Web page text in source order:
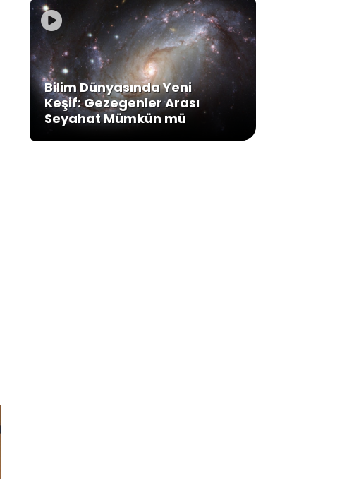
Bilim Dünyasında Yeni
Keşif: Gezegenler Arası
Seyahat Mümkün mü